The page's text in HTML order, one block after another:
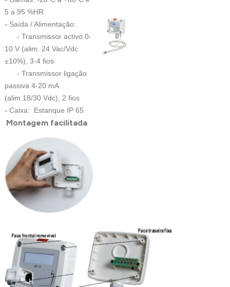
5 a 95 %HR
- Saída / Alimentação:
- Transmissor activo 0-
10 V (alim. 24 Vac/Vdc
±10%), 3-4 fios
- Transmissor ligação
passiva 4-20 mA
(alim.18/30 Vdc), 2 fios
- Caixa: Estanque IP 65
Montagem facilitada